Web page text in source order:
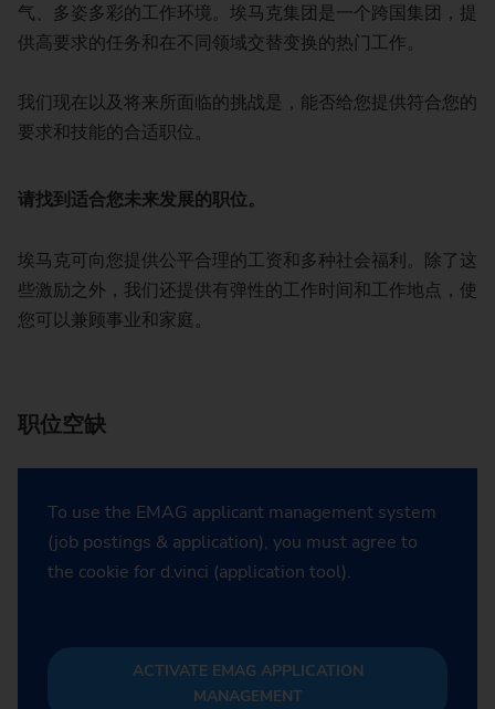
气、多姿多彩的工作环境。埃马克集团是一个跨国集团，提
供高要求的任务和在不同领域交替变换的热门工作。
我们现在以及将来所面临的挑战是，能否给您提供符合您的
要求和技能的合适职位。
请找到适合您未来发展的职位。
埃马克可向您提供公平合理的工资和多种社会福利。除了这
些激励之外，我们还提供有弹性的工作时间和工作地点，使
您可以兼顾事业和家庭。
职位空缺
To use the EMAG applicant management system
(job postings & application), you must agree to
the cookie for d.vinci (application tool).
ACTIVATE EMAG APPLICATION
MANAGEMENT